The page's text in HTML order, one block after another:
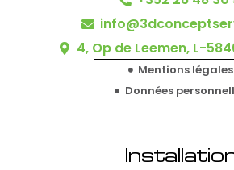
4, Op de Leemen, L-
Mentions légales
Données